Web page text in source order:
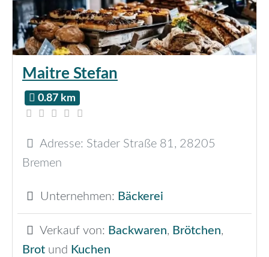
Maitre Stefan
0.87 km
Adresse: Stader Straße 81, 28205
Bremen
Unternehmen: Bäckerei
Verkauf von: Backwaren, Brötchen,
Brot und Kuchen